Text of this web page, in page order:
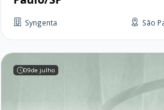
Syngenta São
09de julho